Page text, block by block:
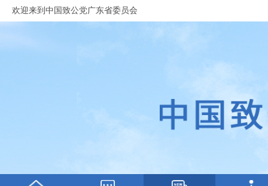
欢迎来到中国致公党广东省委员会